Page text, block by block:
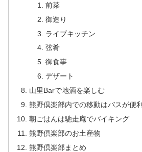
前菜
御造り
ライブキッチン
弦肴
御食事
デザート
山里Barで地酒を楽しむ
熊野倶楽部内での移動はバスが便利
朝ごはんは馳走庵でバイキング
熊野倶楽部のお土産物
熊野倶楽部まとめ